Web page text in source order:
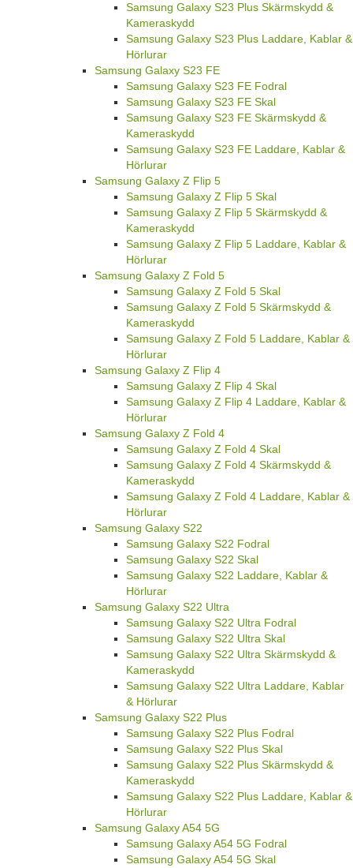
Samsung Galaxy S23 Plus Skärmskydd &
Kameraskydd
Samsung Galaxy S23 Plus Laddare, Kablar &
Hörlurar
Samsung Galaxy S23 FE
Samsung Galaxy S23 FE Fodral
Samsung Galaxy S23 FE Skal
Samsung Galaxy S23 FE Skärmskydd &
Kameraskydd
Samsung Galaxy S23 FE Laddare, Kablar &
Hörlurar
Samsung Galaxy Z Flip 5
Samsung Galaxy Z Flip 5 Skal
Samsung Galaxy Z Flip 5 Skärmskydd &
Kameraskydd
Samsung Galaxy Z Flip 5 Laddare, Kablar &
Hörlurar
Samsung Galaxy Z Fold 5
Samsung Galaxy Z Fold 5 Skal
Samsung Galaxy Z Fold 5 Skärmskydd &
Kameraskydd
Samsung Galaxy Z Fold 5 Laddare, Kablar &
Hörlurar
Samsung Galaxy Z Flip 4
Samsung Galaxy Z Flip 4 Skal
Samsung Galaxy Z Flip 4 Laddare, Kablar &
Hörlurar
Samsung Galaxy Z Fold 4
Samsung Galaxy Z Fold 4 Skal
Samsung Galaxy Z Fold 4 Skärmskydd &
Kameraskydd
Samsung Galaxy Z Fold 4 Laddare, Kablar &
Hörlurar
Samsung Galaxy S22
Samsung Galaxy S22 Fodral
Samsung Galaxy S22 Skal
Samsung Galaxy S22 Laddare, Kablar &
Hörlurar
Samsung Galaxy S22 Ultra
Samsung Galaxy S22 Ultra Fodral
Samsung Galaxy S22 Ultra Skal
Samsung Galaxy S22 Ultra Skärmskydd &
Kameraskydd
Samsung Galaxy S22 Ultra Laddare, Kablar
& Hörlurar
Samsung Galaxy S22 Plus
Samsung Galaxy S22 Plus Fodral
Samsung Galaxy S22 Plus Skal
Samsung Galaxy S22 Plus Skärmskydd &
Kameraskydd
Samsung Galaxy S22 Plus Laddare, Kablar &
Hörlurar
Samsung Galaxy A54 5G
Samsung Galaxy A54 5G Fodral
Samsung Galaxy A54 5G Skal